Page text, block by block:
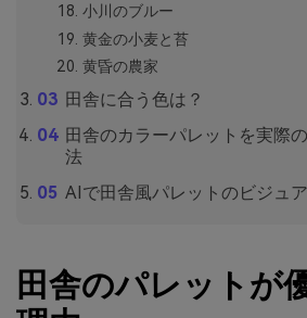
小川のブルー
黄金の小麦と苔
黄昏の農家
田舎に合う色は？
田舎のカラーパレットを実際
法
AIで田舎風パレットのビジュ
田舎のパレットが